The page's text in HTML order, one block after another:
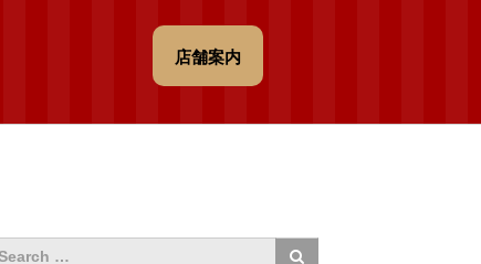
店舗案内